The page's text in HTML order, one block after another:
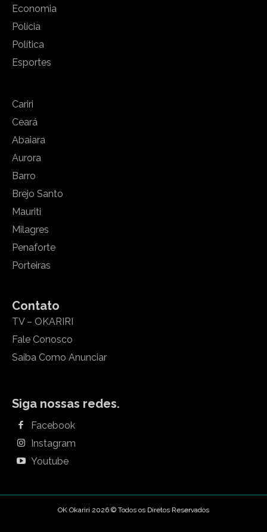
Economia
Polícia
Política
Esportes
Cariri
Ceará
Abaiara
Aurora
Barro
Brejo Santo
Mauriti
Milagres
Penaforte
Porteiras
Contato
TV – OKARIRI
Fale Conosco
Saiba Como Anunciar
Siga nossas redes.
Facebook
Instagram
Youtube
OK Okariri 2026 © Todos os Diretos Reservados